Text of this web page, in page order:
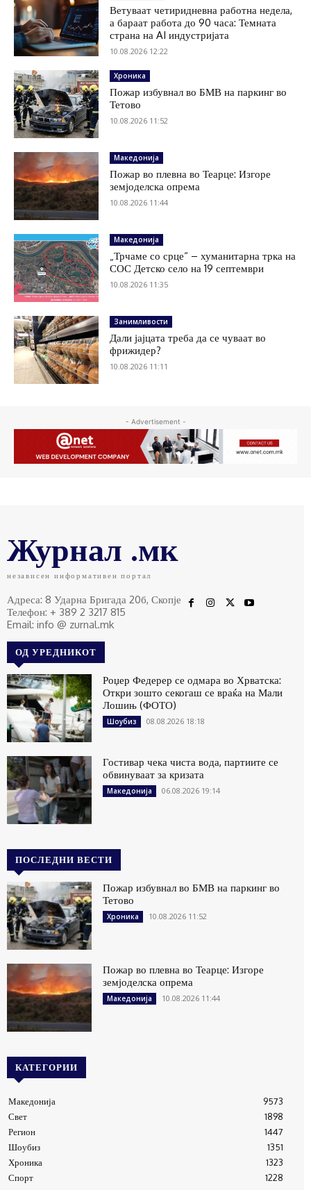
Ветуваат четиридневна работна недела,
а бараат работа до 90 часа: Темната
страна на AI индустријата
10.08.2026 12:22
Хроника
Пожар избувнал во БМВ на паркинг во
Тетово
10.08.2026 11:52
Македонија
Пожар во плевна во Теарце: Изгоре
земјоделска опрема
10.08.2026 11:44
Македонија
„Трчаме со срце“ – хуманитарна трка на
СОС Детско село на 19 септември
10.08.2026 11:35
Занимливости
Дали јајцата треба да се чуваат во
фрижидер?
10.08.2026 11:11
- Advertisement -
Журнал .мк
независен информативен портал
Адреса: 8 Ударна Бригада 20б, Скопје
Телефон: + 389 2 3217 815
Email: info @ zurnal.mk
ОД УРЕДНИКОТ
Роџер Федерер се одмара во Хрватска:
Откри зошто секогаш се враќа на Мали
Лошињ (ФОТО)
Шоубиз 08.08.2026 18:18
Гостивар чека чиста вода, партиите се
обвинуваат за кризата
Македонија 06.08.2026 19:14
ПОСЛЕДНИ ВЕСТИ
Пожар избувнал во БМВ на паркинг во
Тетово
Хроника 10.08.2026 11:52
Пожар во плевна во Теарце: Изгоре
земјоделска опрема
Македонија 10.08.2026 11:44
КАТЕГОРИИ
Македонија
9573
Свет
1898
Регион
1447
Шоубиз
1351
Хроника
1323
Спорт
1228